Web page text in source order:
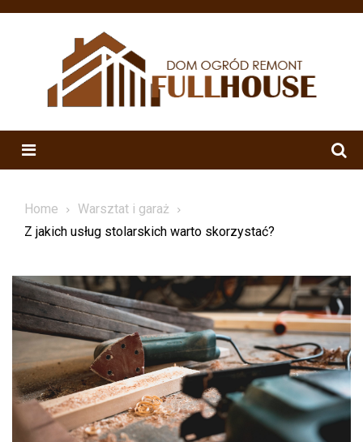
Skip
Menu
Home
Warsztat i garaż
Z jakich usług stolarskich warto skorzystać?